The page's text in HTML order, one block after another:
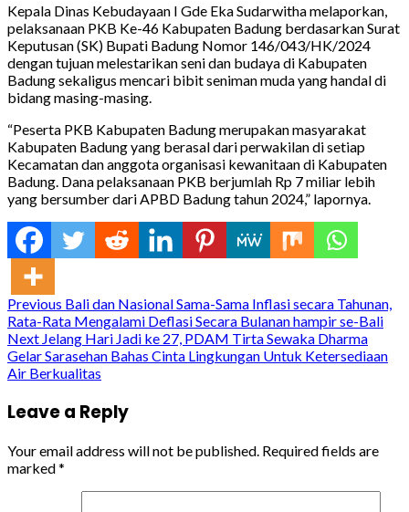
Kepala Dinas Kebudayaan I Gde Eka Sudarwitha melaporkan,
pelaksanaan PKB Ke-46 Kabupaten Badung berdasarkan Surat
Keputusan (SK) Bupati Badung Nomor 146/043/HK/2024
dengan tujuan melestarikan seni dan budaya di Kabupaten
Badung sekaligus mencari bibit seniman muda yang handal di
bidang masing-masing.
“Peserta PKB Kabupaten Badung merupakan masyarakat
Kabupaten Badung yang berasal dari perwakilan di setiap
Kecamatan dan anggota organisasi kewanitaan di Kabupaten
Badung. Dana pelaksanaan PKB berjumlah Rp 7 miliar lebih
yang bersumber dari APBD Badung tahun 2024,” lapornya.
Continue
Reading
Previous Bali dan Nasional Sama-Sama Inflasi secara Tahunan,
Rata-Rata Mengalami Deflasi Secara Bulanan hampir se-Bali
Next Jelang Hari Jadi ke 27, PDAM Tirta Sewaka Dharma
Gelar Sarasehan Bahas Cinta Lingkungan Untuk Ketersediaan
Air Berkualitas
Leave a Reply
Your email address will not be published. Required fields are
marked*